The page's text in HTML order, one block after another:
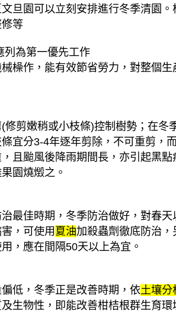
旦園可以立刻安排進行冬季清園
等
列為第一優先工作
橾作，能有效節省勞力，對整個
剪嫩稍或小枝條)控制樹勢；在冬
宜分3-4年逐年剪除，不可重剪，
且颱風後降雨期間長，亦引起黑
園燒燬之。
最佳時期，冬季防治做好，對春
，可使用 夏油加殺蟲劑徹底防治
，應在間隔50天以上為宜。
低，冬季正是改善時期，依土壤分
生物性，即能改善柑桔根群生育環